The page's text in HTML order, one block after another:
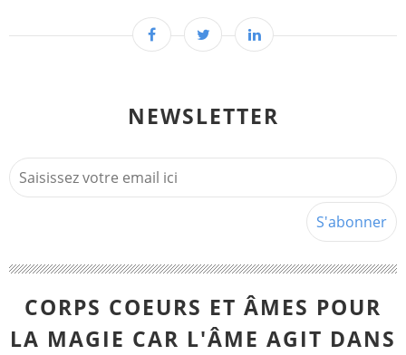
NEWSLETTER
CORPS COEURS ET ÂMES POUR
LA MAGIE CAR L'ÂME AGIT DANS